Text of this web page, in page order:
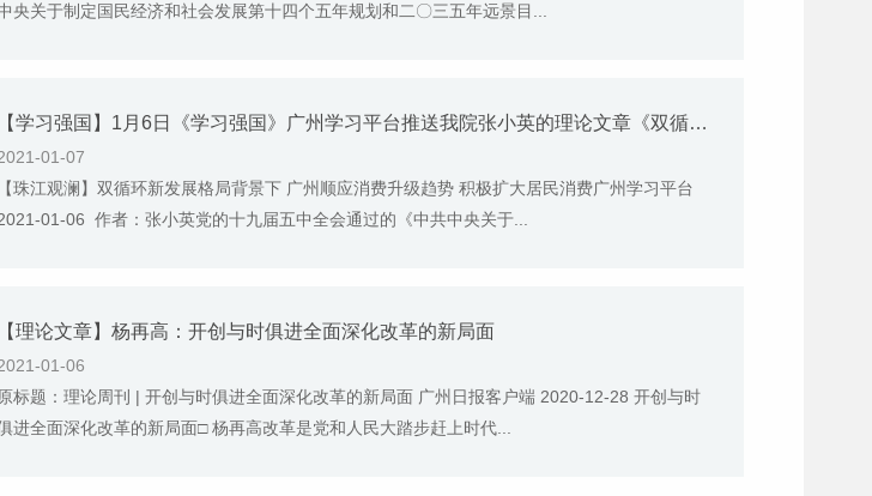
央关于制定国民经济和社会发展第十四个五年规划和二〇三五年远景目...
【学习强国】1月6日《学习强国》广州学习平台推送我院张小英的理论文章《双循环新发展格局背景下 广州顺应消费升级趋势 积极扩大居民消费》
01-07
【珠江观澜】双循环新发展格局背景下 广州顺应消费升级趋势 积极扩大居民消费广州学习平台
01-06 作者：张小英党的十九届五中全会通过的《中共中央关于...
【理论文章】杨再高：开创与时俱进全面深化改革的新局面
01-06
原标题：理论周刊 | 开创与时俱进全面深化改革的新局面 广州日报客户端 2020-12-28 开创与时
进全面深化改革的新局面□ 杨再高改革是党和人民大踏步赶上时代...